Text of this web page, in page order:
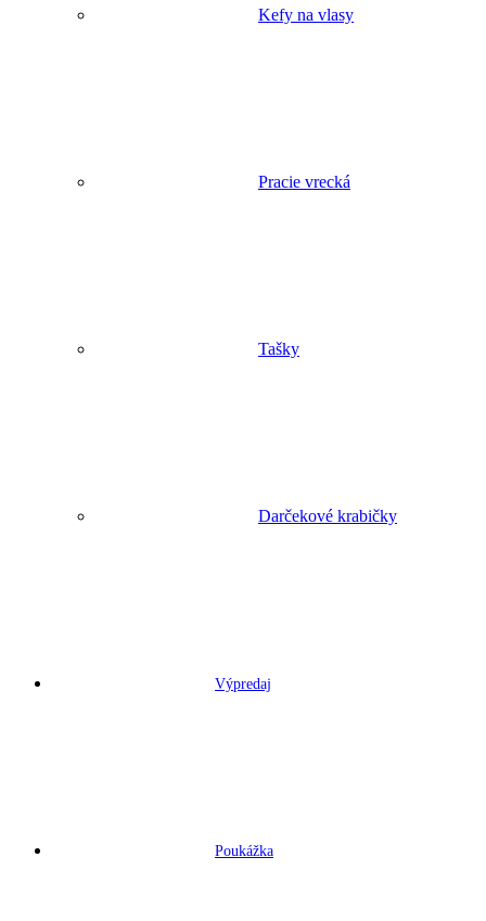
Kefy na vlasy
Pracie vrecká
Tašky
Darčekové krabičky
Výpredaj
Poukážka